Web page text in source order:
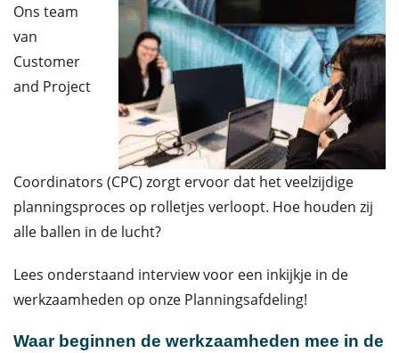
Ons team
van
Customer
and Project
Coordinators (CPC) zorgt ervoor dat het veelzijdige
planningsproces op rolletjes verloopt. Hoe houden zij
alle ballen in de lucht?
Lees onderstaand interview voor een inkijkje in de
werkzaamheden op onze Planningsafdeling!
Waar beginnen de werkzaamheden mee in de